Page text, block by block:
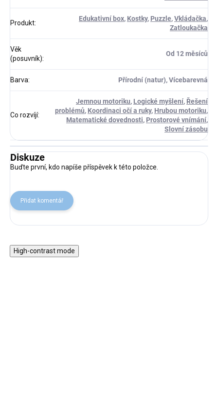
Produkt:
Edukativní box, Kostky, Puzzle,Vkládačka,
Zatloukačka
Věk
(posuvník):
Od 12 měsíců
Barva: Přírodní (natur), Vícebarevná
Co rozvíjí:
Jemnou motoriku, Logické myšlení, Řešení
problémů, Koordinaci očí a ruky, Hrubou motoriku,
Matematické dovednosti, Prostorové vnímání,
Slovní zásobu
Diskuze
Buďte první, kdo napíše příspěvek k této položce.
Přidat komentář
High-contrast mode